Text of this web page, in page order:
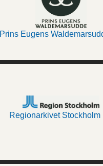
Prins Eugens
Regionarkivet Stockholm